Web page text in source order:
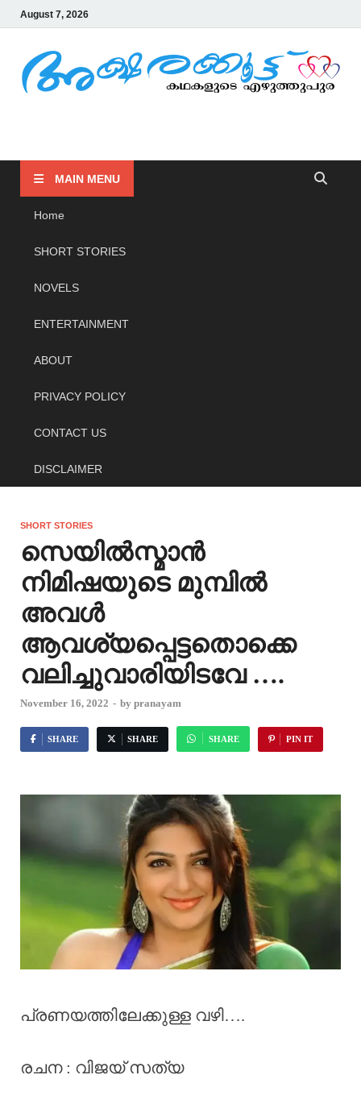
August 7, 2026
MAIN MENU
Home
SHORT STORIES
NOVELS
ENTERTAINMENT
ABOUT
PRIVACY POLICY
CONTACT US
DISCLAIMER
SHORT STORIES
സെയിൽസ്മാൻ
നിമിഷയുടെ മുമ്പിൽ
അവൾ
ആവശ്യപ്പെട്ടതൊക്കെ
വലിച്ചുവാരിയിടവേ ….
November 16, 2022 - by pranayam
SHARE SHARE SHARE PIN IT
പ്രണയത്തിലേക്കുള്ള വഴി….
രചന : വിജയ് സത്യ